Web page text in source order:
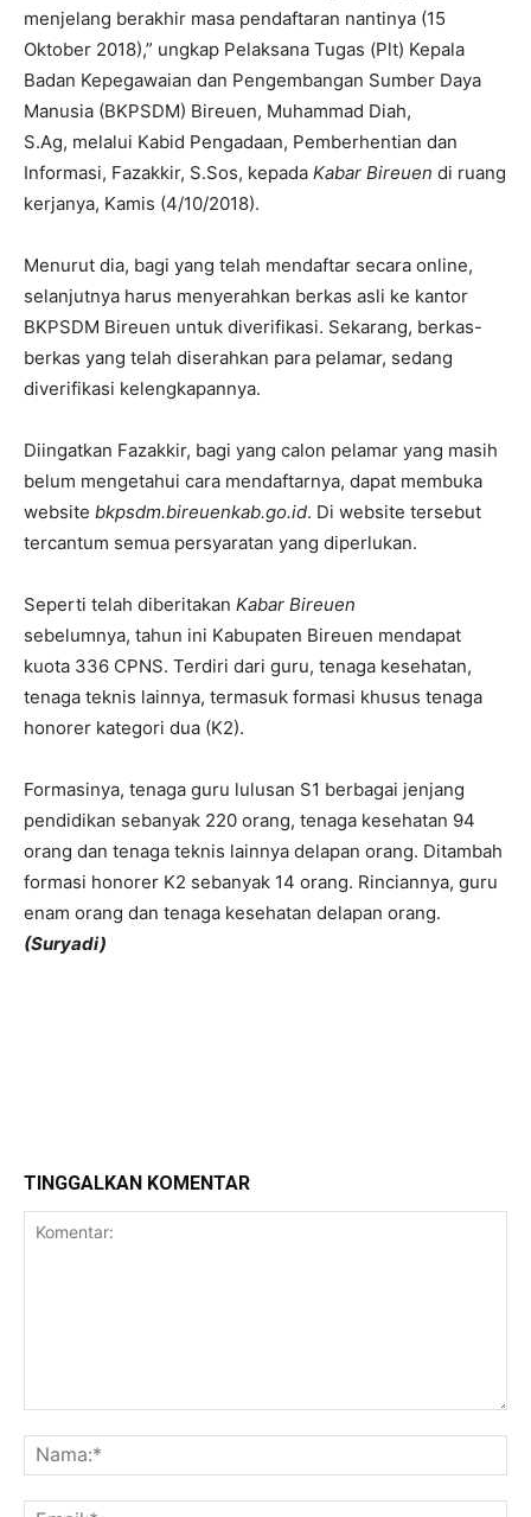
menjelang berakhir masa pendaftaran nantinya (15
Oktober 2018),” ungkap Pelaksana Tugas (Plt) Kepala
Badan Kepegawaian dan Pengembangan Sumber Daya
Manusia (BKPSDM) Bireuen, Muhammad Diah,
S.Ag, melalui Kabid Pengadaan, Pemberhentian dan
Informasi, Fazakkir, S.Sos, kepada Kabar Bireuen di ruang
kerjanya, Kamis (4/10/2018).
Menurut dia, bagi yang telah mendaftar secara online,
selanjutnya harus menyerahkan berkas asli ke kantor
BKPSDM Bireuen untuk diverifikasi. Sekarang, berkas-
berkas yang telah diserahkan para pelamar, sedang
diverifikasi kelengkapannya.
Diingatkan Fazakkir, bagi yang calon pelamar yang masih
belum mengetahui cara mendaftarnya, dapat membuka
website bkpsdm.bireuenkab.go.id. Di website tersebut
tercantum semua persyaratan yang diperlukan.
Seperti telah diberitakan Kabar Bireuen
sebelumnya, tahun ini Kabupaten Bireuen mendapat
kuota 336 CPNS. Terdiri dari guru, tenaga kesehatan,
tenaga teknis lainnya, termasuk formasi khusus tenaga
honorer kategori dua (K2).
Formasinya, tenaga guru lulusan S1 berbagai jenjang
pendidikan sebanyak 220 orang, tenaga kesehatan 94
orang dan tenaga teknis lainnya delapan orang. Ditambah
formasi honorer K2 sebanyak 14 orang. Rinciannya, guru
enam orang dan tenaga kesehatan delapan orang.
(Suryadi)
TINGGALKAN KOMENTAR